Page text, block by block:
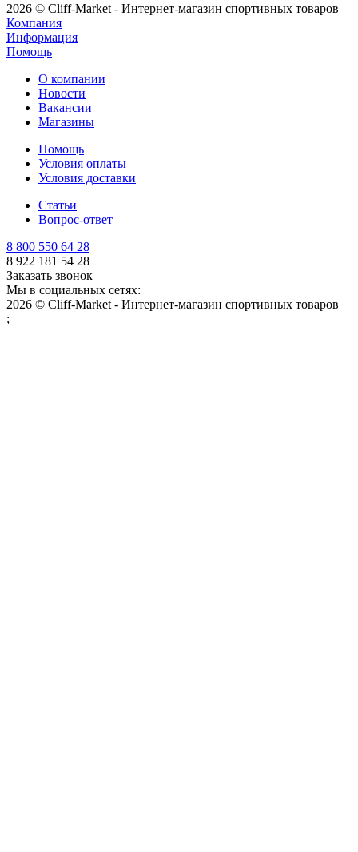
2026 © Cliff-Market - Интернет-магазин спортивных товаров
Компания
Информация
Помощь
О компании
Новости
Вакансии
Магазины
Помощь
Условия оплаты
Условия доставки
Статьи
Вопрос-ответ
8 800 550 64 28
8 922 181 54 28
Заказать звонок
Мы в социальных сетях:
2026 © Cliff-Market - Интернет-магазин спортивных товаров
;